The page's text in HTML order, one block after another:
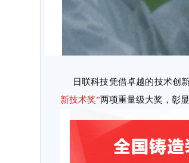
日联科技凭借卓越的技术创
新技术奖”两项重量级大奖，彰